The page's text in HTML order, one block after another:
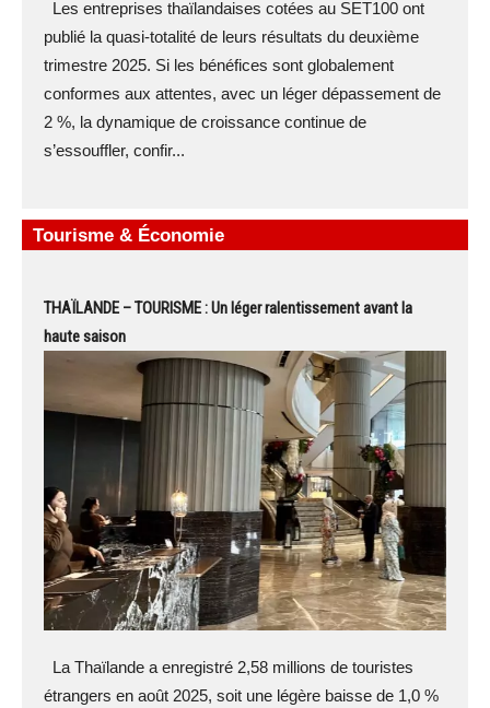
Les entreprises thaïlandaises cotées au SET100 ont
publié la quasi-totalité de leurs résultats du deuxième
trimestre 2025. Si les bénéfices sont globalement
conformes aux attentes, avec un léger dépassement de
2 %, la dynamique de croissance continue de
s’essouffler, confir...
Tourisme & Économie
THAÏLANDE – TOURISME : Un léger ralentissement avant la
haute saison
La Thaïlande a enregistré 2,58 millions de touristes
étrangers en août 2025, soit une légère baisse de 1,0 %